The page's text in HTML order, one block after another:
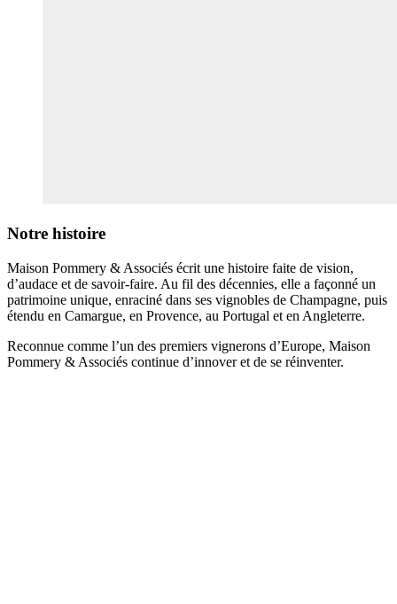
Notre histoire
Maison Pommery & Associés écrit une histoire faite de vision,
d’audace et de savoir-faire. Au fil des décennies, elle a façonné un
patrimoine unique, enraciné dans ses vignobles de Champagne, puis
étendu en Camargue, en Provence, au Portugal et en Angleterre.
Reconnue comme l’un des premiers vignerons d’Europe, Maison
Pommery & Associés continue d’innover et de se réinventer.